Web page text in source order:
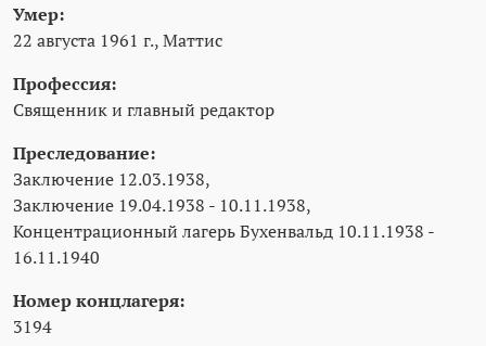
Умер:
22 августа 1961 г., Маттис
Профессия:
Священник и главный редактор
Преследование:
Заключение 12.03.1938,
Заключение 19.04.1938 - 10.11.1938,
Концентрационный лагерь Бухенвальд 10.11.1938 -
16.11.1940
Номер концлагеря:
3194